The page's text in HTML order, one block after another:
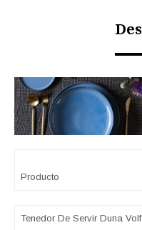
Sobre
Producto
Tenedor De Servir Duna Volf